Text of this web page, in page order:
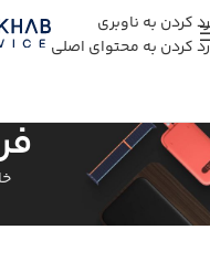
رد کردن به ناوبری
رد کردن به محتوای اصلی